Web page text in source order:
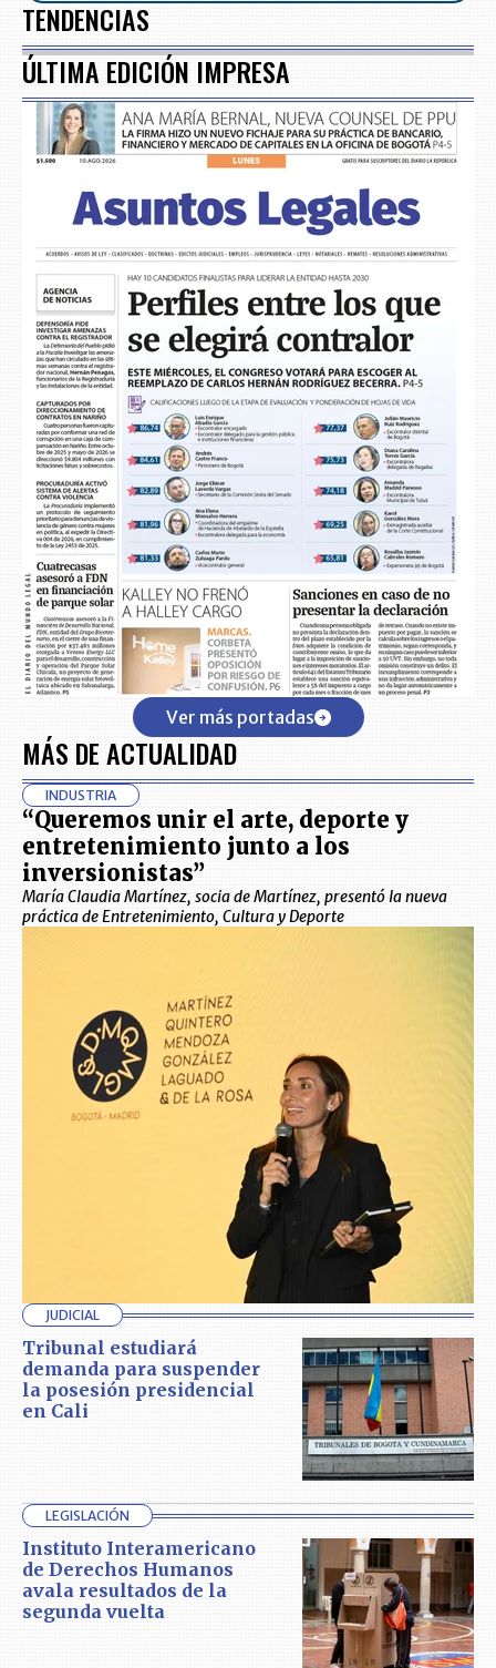
TENDENCIAS
ÚLTIMA EDICIÓN IMPRESA
Ver más portadas
MÁS DE ACTUALIDAD
INDUSTRIA
“Queremos unir el arte, deporte y
entretenimiento junto a los
inversionistas”
María Claudia Martínez, socia de Martínez, presentó la nueva
práctica de Entretenimiento, Cultura y Deporte
JUDICIAL
Tribunal estudiará
demanda para suspender
la posesión presidencial
en Cali
LEGISLACIÓN
Instituto Interamericano
de Derechos Humanos
avala resultados de la
segunda vuelta